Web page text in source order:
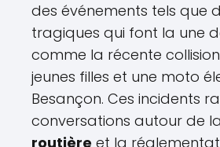
des événements tels que
tragiques qui font la une
comme la récente
jeunes filles et une moto
Besançon. Ces incidents
conversations autour de la
routière et la